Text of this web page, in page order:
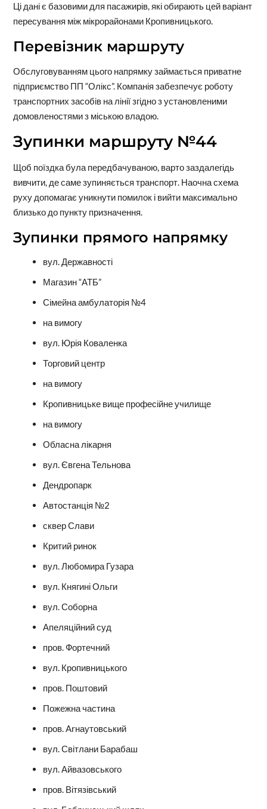
Ці дані є базовими для пасажирів, які обирають цей варіант
пересування між мікрорайонами Кропивницького.
Перевізник маршруту
Обслуговуванням цього напрямку займається приватне
підприємство ПП “Олікс”. Компанія забезпечує роботу
транспортних засобів на лінії згідно з установленими
домовленостями з міською владою.
Зупинки маршруту №44
Щоб поїздка була передбачуваною, варто заздалегідь
вивчити, де саме зупиняється транспорт. Наочна схема
руху допомагає уникнути помилок і вийти максимально
близько до пункту призначення.
Зупинки прямого напрямку
вул. Державності
Магазин “АТБ”
Сімейна амбулаторія №4
на вимогу
вул. Юрія Коваленка
Торговий центр
на вимогу
Кропивницьке вище професійне училище
на вимогу
Обласна лікарня
вул. Євгена Тельнова
Дендропарк
Автостанція №2
сквер Слави
Критий ринок
вул. Любомира Гузара
вул. Княгині Ольги
вул. Соборна
Апеляційний суд
пров. Фортечний
вул. Кропивницького
пров. Поштовий
Пожежна частина
пров. Arнаутовський
вул. Світлани Барабаш
вул. Айвазовського
пров. Вітязівський